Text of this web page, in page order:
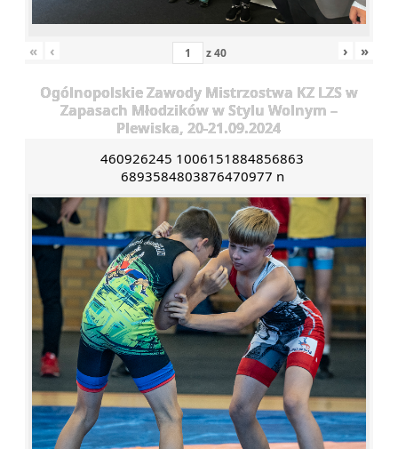
« ‹ z40 › »
Ogólnopolskie Zawody Mistrzostwa KZ LZS w
Zapasach Młodzików w Stylu Wolnym –
Plewiska, 20-21.09.2024
460926245 1006151884856863
6893584803876470977 n